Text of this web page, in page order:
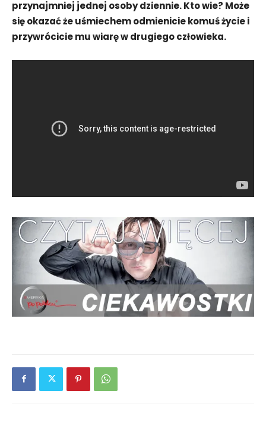
przynajmniej jednej osoby dziennie. Kto wie? Może
się okazać że uśmiechem odmienicie komuś życie i
przywrócicie mu wiarę w drugiego człowieka.